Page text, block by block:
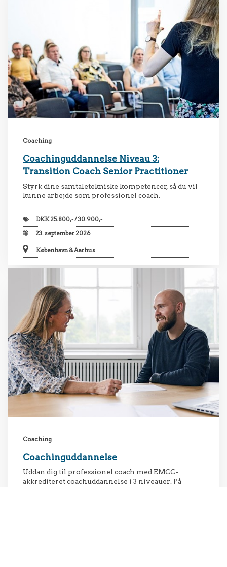
Coaching
Coachinguddannelse Niveau 3:
Transition Coach Senior Practitioner
Styrk dine samtaletekniske kompetencer, så du vil
kunne arbejde som professionel coach.
DKK25.800,- / 30.900,-
23. september 2026
København & Aarhus
Coaching
Coachinguddannelse
Uddan dig til professionel coach med EMCC-
akkrediteret coachuddannelse i 3 niveauer. På